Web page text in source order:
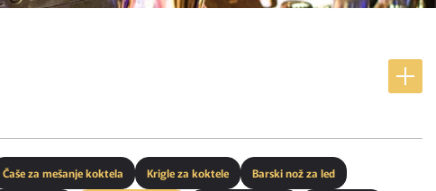
Čaše za mešanje koktela Krigle za koktele Barski nož za led